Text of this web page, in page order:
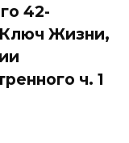
42-
Ключ Жизни,
ч. 1